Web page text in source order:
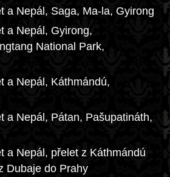
a Nepál, Saga, Ma-la, Gyirong
a Nepál, Gyirong,
National Park,
a Nepál, Káthmándú,
a Nepál, Pátan, Pašupatináth,
a Nepál, přelet z Káthmándú
Dubaje do Prahy